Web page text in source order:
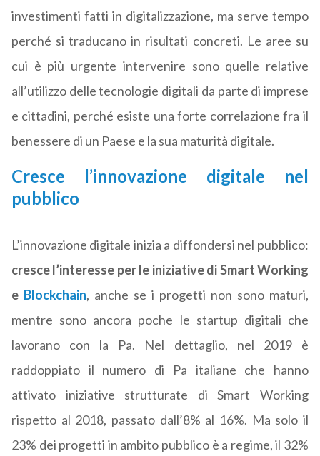
investimenti fatti in digitalizzazione, ma serve tempo
perché si traducano in risultati concreti. Le aree su
cui è più urgente intervenire sono quelle relative
all’utilizzo delle tecnologie digitali da parte di imprese
e cittadini, perché esiste una forte correlazione fra il
benessere di un Paese e la sua maturità digitale.
Cresce l’innovazione digitale nel
pubblico
L’innovazione digitale inizia a diffondersi nel pubblico:
cresce l’interesse per le iniziative di Smart Working
e Blockchain, anche se i progetti non sono maturi,
mentre sono ancora poche le startup digitali che
lavorano con la Pa. Nel dettaglio, nel 2019 è
raddoppiato il numero di Pa italiane che hanno
attivato iniziative strutturate di Smart Working
rispetto al 2018, passato dall’8% al 16%. Ma solo il
23% dei progetti in ambito pubblico è a regime, il 32%